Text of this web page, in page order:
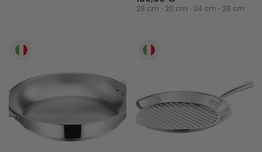
26 cm ⋅ 20 cm ⋅ 24 cm ⋅ 28 cm